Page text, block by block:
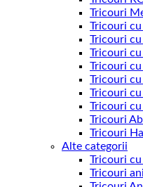
Tricouri
Tricouri
Tricouri
Tricouri
Tricouri
Tricouri
Tricouri
Tricouri
Tricouri
Tricouri
Alte categorii
Tricouri
Tricouri